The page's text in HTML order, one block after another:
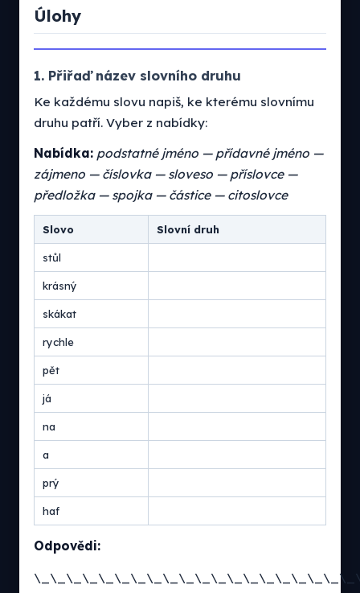
Úlohy
1. Přiřaď název slovního druhu
Ke každému slovu napiš, ke kterému slovnímu
druhu patří. Vyber z nabídky:
Nabídka: podstatné jméno — přídavné jméno —
zájmeno — číslovka — sloveso — příslovce —
předložka — spojka — částice — citoslovce
Slovo Slovní druh
stůl
krásný
skákat
rychle
pět
já
na
a
prý
haf
Odpovědi: